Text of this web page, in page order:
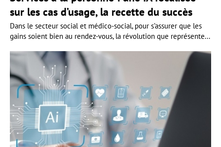
sur les cas d’usage, la recette du succès
Dans le secteur social et médico-social, pour s’assurer que les
gains soient bien au rendez-vous, la révolution que représente...